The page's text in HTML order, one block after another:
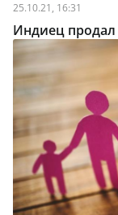
25.10.21, 16:31
Индиец